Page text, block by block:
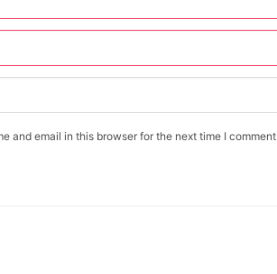
and email in this browser for the next time I